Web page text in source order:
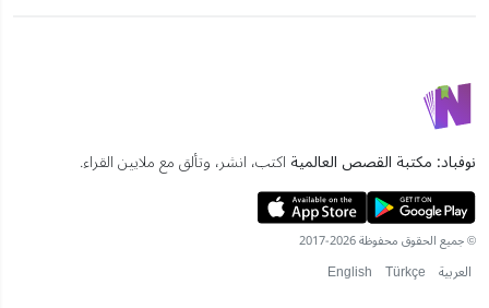
نوفباد: مكتبة القصص العالمية اكتب، انشر، وتألق مع ملايين القراء.
© جميع الحقوق محفوظة 2026-2017
العربية English Türkçe